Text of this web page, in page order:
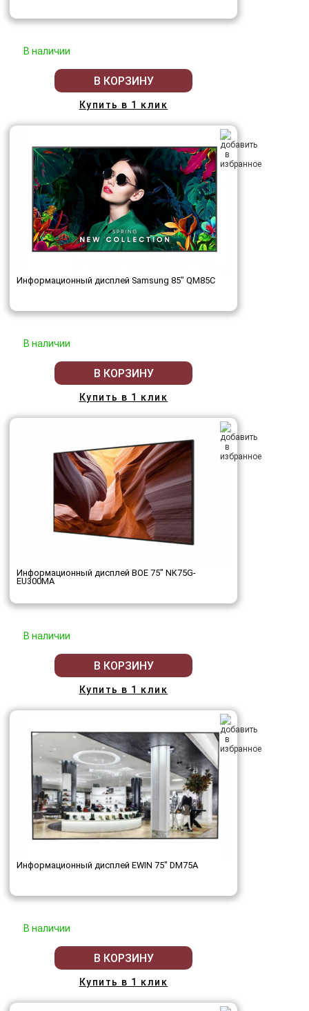
В наличии
В КОРЗИНУ
Купить в 1 клик
Информационный дисплей Samsung 85" QM85C
В наличии
В КОРЗИНУ
Купить в 1 клик
Информационный дисплей BOE 75" NK75G-
EU300MA
В наличии
В КОРЗИНУ
Купить в 1 клик
Информационный дисплей EWIN 75" DM75A
В наличии
В КОРЗИНУ
Купить в 1 клик